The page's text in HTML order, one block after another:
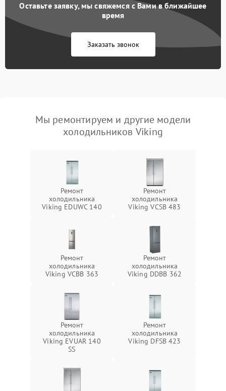
Оставьте заявку, мы свяжемся с Вами в ближайшее
время
Заказать звонок
Мы ремонтируем и другие модели
холодильников Viking
Ремонт
холодильника
Viking EDUWC 140
Ремонт
холодильника
Viking VCSB 483
Ремонт
холодильника
Viking VCBB 363
Ремонт
холодильника
Viking DDBB 362
Ремонт
холодильника
Viking EVUAR 140
SS
Ремонт
холодильника
Viking DFSB 423